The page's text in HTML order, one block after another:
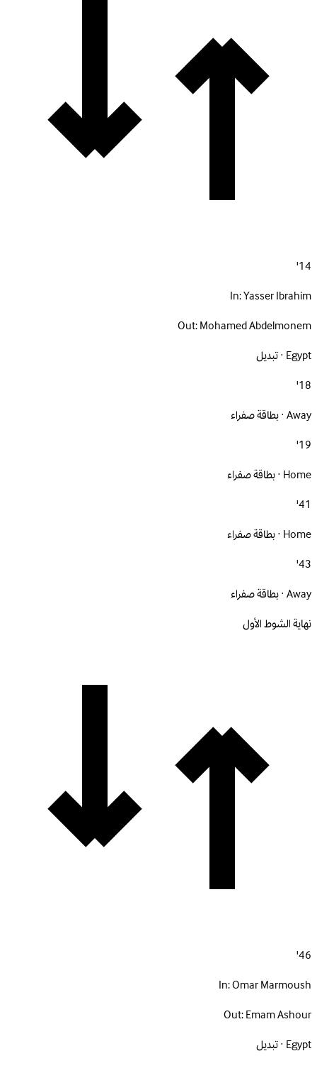
14'
In:Yasser Ibrahim
Out:Mohamed Abdelmonem
Egypt · تبديل
18'
Away · بطاقة صفراء
19'
Home · بطاقة صفراء
41'
Home · بطاقة صفراء
43'
Away · بطاقة صفراء
نهاية الشوط الأول
46'
In:Omar Marmoush
Out:Emam Ashour
Egypt · تبديل